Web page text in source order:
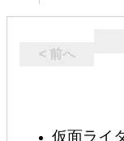
< 前へ
仮面ライ